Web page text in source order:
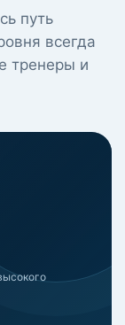
путь
всегда
тренеры и